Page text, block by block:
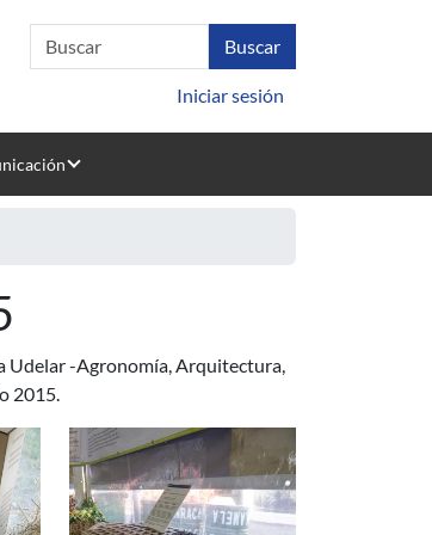
Iniciar sesión
Udelar -Agronomía, Arquitectura,
2015.